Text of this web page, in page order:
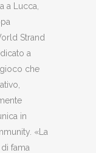
a Lucca,
Strand
a
gioco che
in
«La
fama